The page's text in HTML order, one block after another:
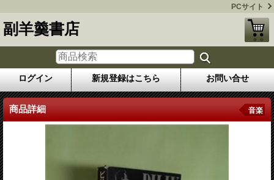
PCサイト
副羊羹書店
ログイン 新規登録はこちら お問い合せ
商品詳細 音楽